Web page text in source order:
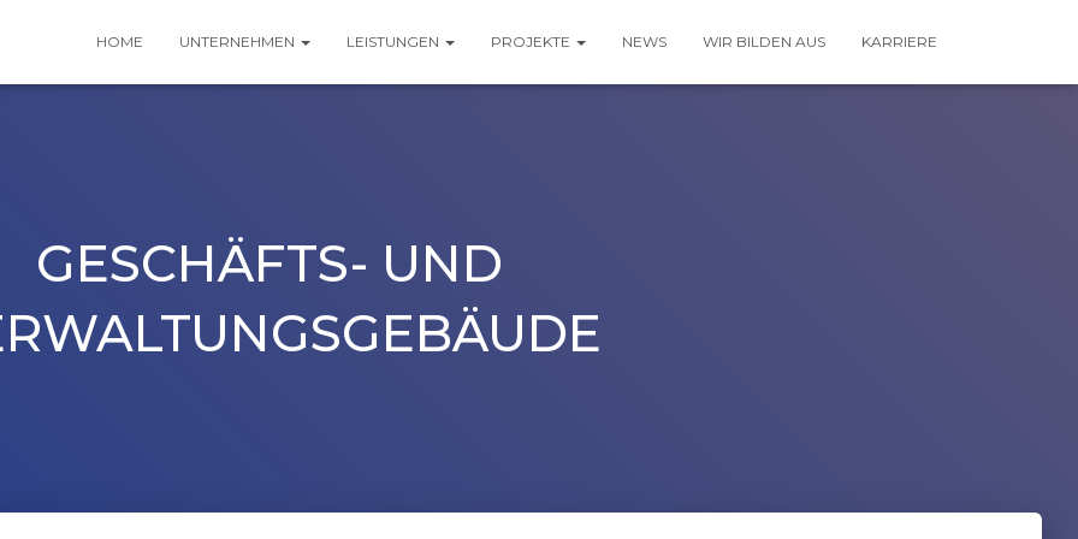
HOME UNTERNEHMEN LEISTUNGEN PROJEKTE NEWS WIR BILDEN AUS KARRIERE
GESCHÄFTS- UND